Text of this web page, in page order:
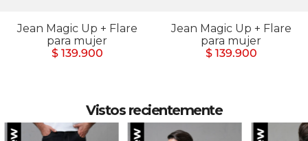
Jean Magic Up + Flare
para mujer
$ 139.900
Jean Magic Up + Flare
para mujer
$ 139.900
Vistos recientemente